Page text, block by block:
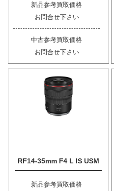
新品参考買取価格
お問合せ下さい
中古参考買取価格
お問合せ下さい
RF14-35mm F4 L IS USM
新品参考買取価格